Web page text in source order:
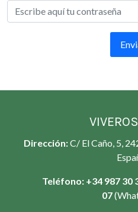
Dirección:C/ El Caño, 5,
Teléfono: +34 987 30
07